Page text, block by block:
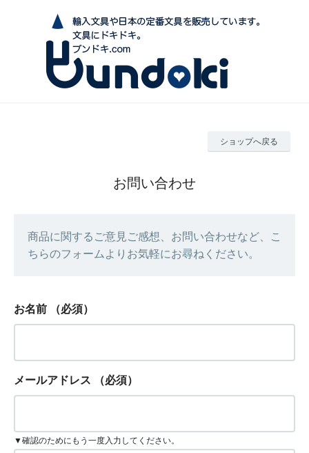
ショップへ戻る
お問い合わせ
商品に関するご意見ご感想、お問い合わせなど、こ
ちらのフォームよりお気軽にお尋ねください。
お名前 （必須）
メールアドレス （必須）
▼確認のためにもう一度入力してください。